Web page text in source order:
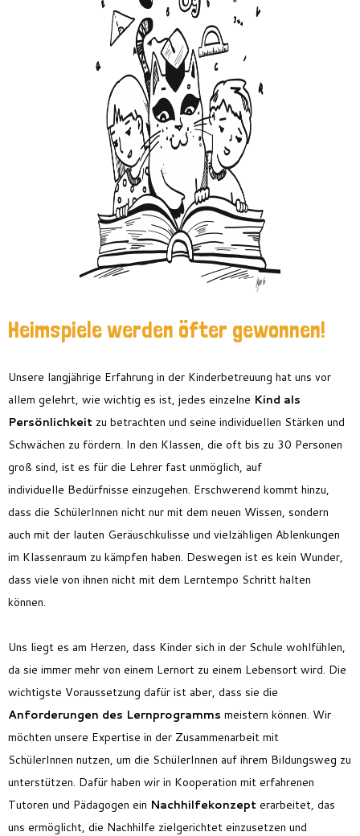
Feriencamp
Jobs
Kontakt
Heimspiele werden öfter gewonnen!
Unsere langjährige Erfahrung in der Kinderbetreuung hat uns vor
allem gelehrt, wie wichtig es ist, jedes einzelne Kind als
Persönlichkeit zu betrachten und seine individuellen Stärken und
Schwächen zu fördern. In den Klassen, die oft bis zu 30 Personen
groß sind, ist es für die Lehrer fast unmöglich, auf
individuelle Bedürfnisse einzugehen. Erschwerend kommt hinzu,
dass die SchülerInnen nicht nur mit dem neuen Wissen, sondern
auch mit der lauten Geräuschkulisse und vielzähligen Ablenkungen
im Klassenraum zu kämpfen haben. Deswegen ist es kein Wunder,
dass viele von ihnen nicht mit dem Lerntempo Schritt halten
können.
Uns liegt es am Herzen, dass Kinder sich in der Schule wohlfühlen,
da sie immer mehr von einem Lernort zu einem Lebensort wird. Die
wichtigste Voraussetzung dafür ist aber, dass sie die
Anforderungen des Lernprogramms meistern können. Wir
möchten unsere Expertise in der Zusammenarbeit mit
SchülerInnen nutzen, um die SchülerInnen auf ihrem Bildungsweg zu
unterstützen. Dafür haben wir in Kooperation mit erfahrenen
Tutoren und Pädagogen ein Nachhilfekonzept erarbeitet, das
uns ermöglicht, die Nachhilfe zielgerichtet einzusetzen und